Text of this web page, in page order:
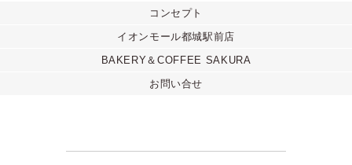
コンセプト
イオンモール都城駅前店
BAKERY＆COFFEE SAKURA
お問い合せ